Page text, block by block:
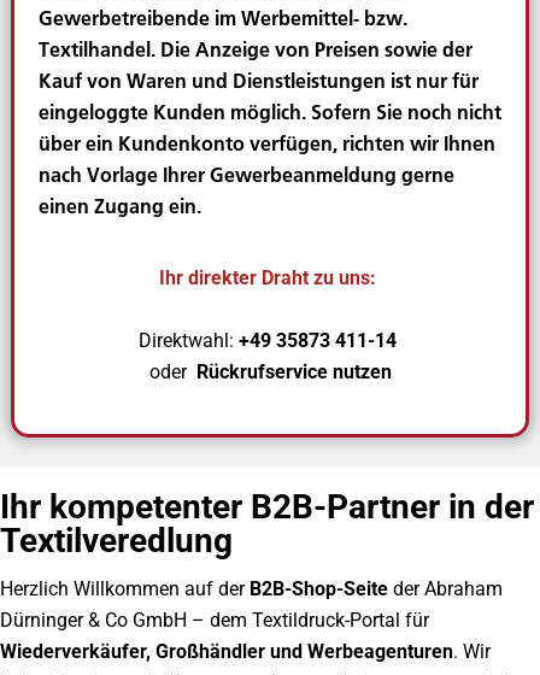
Gewerbetreibende im Werbemittel- bzw.
Textilhandel. Die Anzeige von Preisen sowie der
Kauf von Waren und Dienstleistungen ist nur für
eingeloggte Kunden möglich. Sofern Sie noch nicht
über ein Kundenkonto verfügen, richten wir Ihnen
nach Vorlage Ihrer Gewerbeanmeldung gerne
einen Zugang ein.
Ihr direkter Draht zu uns:
Direktwahl: +49 35873 411-14
oder Rückrufservice nutzen
Ihr kompetenter B2B-Partner in der
Textilveredlung
Herzlich Willkommen auf der B2B-Shop-Seite der Abraham
Dürninger & Co GmbH – dem Textildruck-Portal für
Wiederverkäufer, Großhändler und Werbeagenturen. Wir